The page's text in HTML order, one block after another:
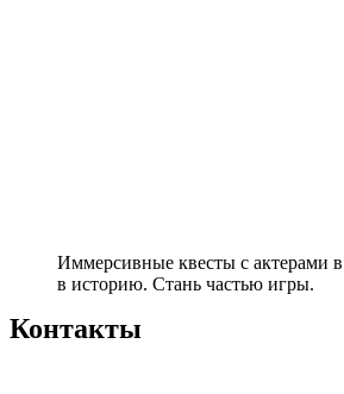
Иммерсивные квесты с актерами
в историю. Стань частью игры.
Контакты